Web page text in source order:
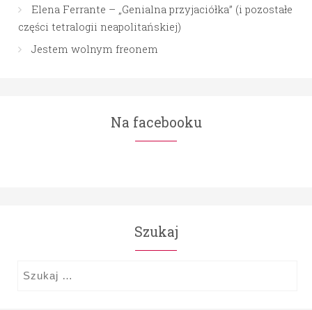
Elena Ferrante – „Genialna przyjaciółka” (i pozostałe
części tetralogii neapolitańskiej)
Jestem wolnym freonem
Na facebooku
Szukaj
Szukaj: